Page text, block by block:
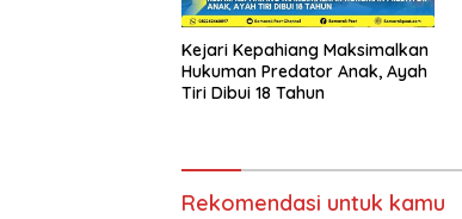
Kejari Kepahiang Maksimalkan
Hukuman Predator Anak, Ayah
Tiri Dibui 18 Tahun
Rekomendasi untuk kamu